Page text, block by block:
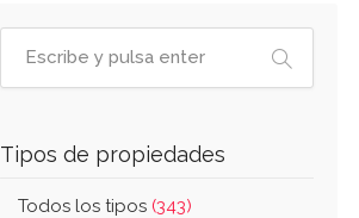
Tipos de propiedades
Todos los tipos (343)